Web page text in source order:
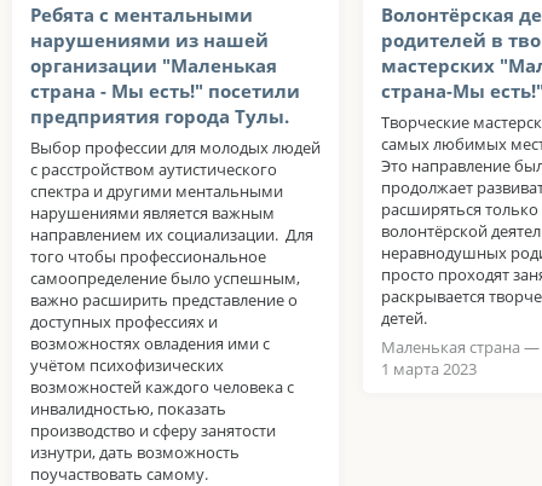
Ребята с ментальными
нарушениями из нашей
организации "Маленькая
страна - Мы есть!" посетили
предприятия города Тулы.
Выбор профессии для молодых людей
с расстройством аутистического
спектра и другими ментальными
нарушениями является важным
направлением их социализации. Для
того чтобы профессиональное
самоопределение было успешным,
важно расширить представление о
доступных профессиях и
возможностях овладения ими с
учётом психофизических
возможностей каждого человека с
инвалидностью, показать
производство и сферу занятости
изнутри, дать возможность
поучаствовать самому.
Волонтёрская
родителей в
мастерских
страна-Мы
Творческие
самых любимых
Это направление
продолжает
расширяться
волонтёрской
неравнодушных
просто проходят
раскрывается
детей.
Маленькая страна
1 марта 2023